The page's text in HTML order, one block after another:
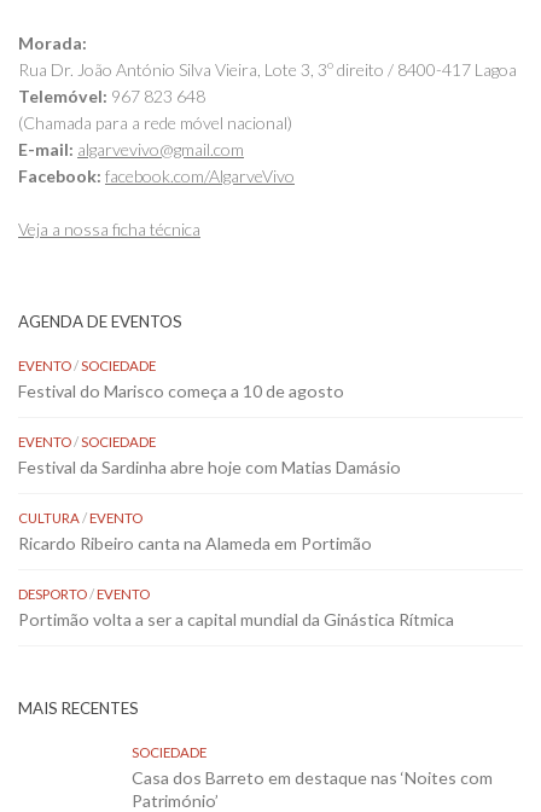
Morada:
Rua Dr. João António Silva Vieira, Lote 3, 3º direito / 8400-417 Lagoa
Telemóvel: 967 823 648
(Chamada para a rede móvel nacional)
E-mail: algarvevivo@gmail.com
Facebook: facebook.com/AlgarveVivo
Veja a nossa ficha técnica
AGENDA DE EVENTOS
EVENTO/SOCIEDADE
Festival do Marisco começa a 10 de agosto
EVENTO/SOCIEDADE
Festival da Sardinha abre hoje com Matias Damásio
CULTURA/EVENTO
Ricardo Ribeiro canta na Alameda em Portimão
DESPORTO/EVENTO
Portimão volta a ser a capital mundial da Ginástica Rítmica
MAIS RECENTES
SOCIEDADE
Casa dos Barreto em destaque nas ‘Noites com
Património’